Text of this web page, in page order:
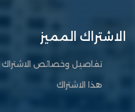
الاشتراك المميز
تفاصيل وخصائص
هذا الاشتراك